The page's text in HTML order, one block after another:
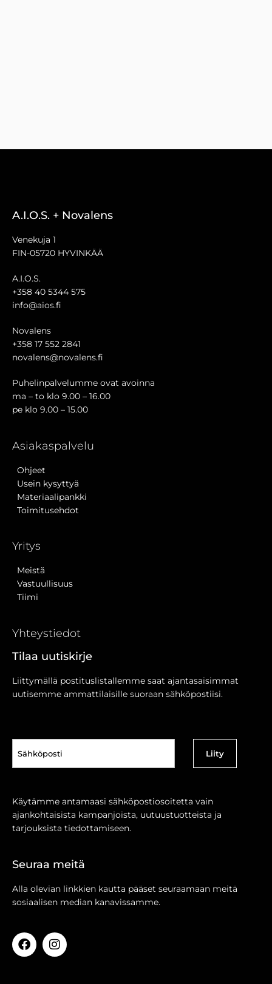
A.I.O.S. + Novalens
Venekuja 1
FIN-05720 HYVINKÄÄ
A.I.O.S.
+358 40 5344 575
info@aios.fi
Novalens
+358 17 552 2841
novalens@novalens.fi
Puhelinpalvelumme ovat avoinna
ma – to klo 9.00 – 16.00
pe klo 9.00 – 15.00
Asiakaspalvelu
Ohjeet
Usein kysyttyä
Materiaalipankki
Toimitusehdot
Yritys
Meistä
Vastuullisuus
Tiimi
Yhteystiedot
Tilaa uutiskirje
Liittymällä postituslistallemme saat ajantasaisimmat
uutisemme ammattilaisille suoraan sähköpostiisi.
(Pakollinen)
Käytämme antamaasi sähköpostiosoitetta vain
ajankohtaisista kampanjoista, uutuustuotteista ja
tarjouksista tiedottamiseen.
Seuraa meitä
Alla olevian linkkien kautta pääset seuraamaan meitä
sosiaalisen median kanavissamme.